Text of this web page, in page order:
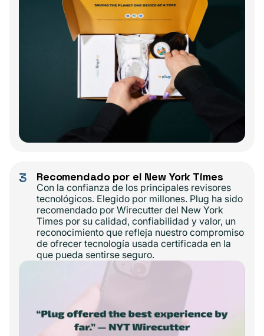
3 Recomendado por el New York Times
Con la confianza de los principales revisores
tecnológicos. Elegido por millones. Plug ha sido
recomendado por Wirecutter del New York
Times por su calidad, confiabilidad y valor, un
reconocimiento que refleja nuestro compromiso
de ofrecer tecnología usada certificada en la
que pueda sentirse seguro.